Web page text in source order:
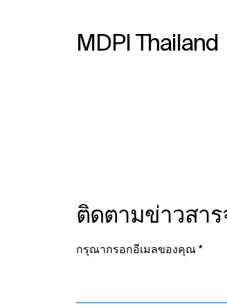
MDPI Thailand
ติดตามข่าวสาร
กรุณากรอกอีเมลของคุณ